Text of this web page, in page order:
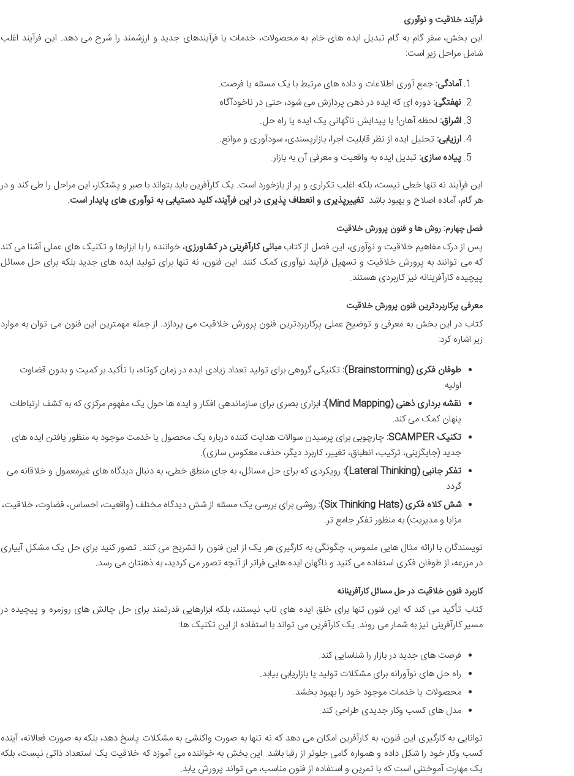
فرآیند خلاقیت و نوآوری
این بخش، سفر گام به گام تبدیل ایده های خام به محصولات، خدمات یا فرآیندهای جدید و ارزشمند را شرح می دهد. این فرآیند اغلب
شامل مراحل زیر است:
آمادگی: جمع آوری اطلاعات و داده های مرتبط با یک مسئله یا فرصت.
نهفتگی: دوره ای که ایده در ذهن پردازش می شود، حتی در ناخودآگاه.
اشراق: لحظه آهان! یا پیدایش ناگهانی یک ایده یا راه حل.
ارزیابی: تحلیل ایده از نظر قابلیت اجرا، بازارپسندی، سودآوری و موانع.
پیاده سازی: تبدیل ایده به واقعیت و معرفی آن به بازار.
این فرآیند نه تنها خطی نیست، بلکه اغلب تکراری و پر از بازخورد است. یک کارآفرین باید بتواند با صبر و پشتکار، این مراحل را طی کند و در
هر گام، آماده اصلاح و بهبود باشد.تغییرپذیری و انعطاف پذیری در این فرآیند، کلید دستیابی به نوآوری های پایدار است.
فصل چهارم: روش ها و فنون پرورش خلاقیت
پس از درک مفاهیم خلاقیت و نوآوری، این فصل از کتابمبانی کارآفرینی در کشاورزی، خواننده را با ابزارها و تکنیک های عملی آشنا می کند
که می توانند به پرورش خلاقیت و تسهیل فرآیند نوآوری کمک کنند. این فنون، نه تنها برای تولید ایده های جدید بلکه برای حل مسائل
پیچیده کارآفرینانه نیز کاربردی هستند.
معرفی پرکاربردترین فنون پرورش خلاقیت
کتاب در این بخش به معرفی و توضیح عملی پرکاربردترین فنون پرورش خلاقیت می پردازد. از جمله مهمترین این فنون می توان به موارد
زیر اشاره کرد:
طوفان فکری (Brainstorming):
تکنیکی گروهی برای تولید تعداد زیادی ایده در زمان کوتاه، با تأکید بر کمیت و بدون قضاوت
اولیه.
نقشه برداری ذهنی (Mind Mapping):
ابزاری بصری برای سازماندهی افکار و ایده ها حول یک مفهوم مرکزی که به کشف ارتباطات
پنهان کمک می کند.
تکنیک SCAMPER:
چارچوبی برای پرسیدن سوالات هدایت کننده درباره یک محصول یا خدمت موجود به منظور یافتن ایده های
جدید (جایگزینی، ترکیب، انطباق، تغییر، کاربرد دیگر، حذف، معکوس سازی).
تفکر جانبی (Lateral Thinking):
رویکردی که برای حل مسائل، به جای منطق خطی، به دنبال دیدگاه های غیرمعمول و خلاقانه می
گردد.
شش کلاه فکری (Six Thinking Hats):
روشی برای بررسی یک مسئله از شش دیدگاه مختلف (واقعیت، احساس، قضاوت، خلاقیت،
مزایا و مدیریت) به منظور تفکر جامع تر.
نویسندگان با ارائه مثال هایی ملموس، چگونگی به کارگیری هر یک از این فنون را تشریح می کنند. تصور کنید برای حل یک مشکل آبیاری
در مزرعه، از طوفان فکری استفاده می کنید و ناگهان ایده هایی فراتر از آنچه تصور می کردید، به ذهنتان می رسد.
کاربرد فنون خلاقیت در حل مسائل کارآفرینانه
کتاب تأکید می کند که این فنون تنها برای خلق ایده های ناب نیستند، بلکه ابزارهایی قدرتمند برای حل چالش های روزمره و پیچیده در
مسیر کارآفرینی نیز به شمار می روند. یک کارآفرین می تواند با استفاده از این تکنیک ها:
فرصت های جدید در بازار را شناسایی کند.
راه حل های نوآورانه برای مشکلات تولید یا بازاریابی بیابد.
محصولات یا خدمات موجود خود را بهبود بخشد.
مدل های کسب وکار جدیدی طراحی کند.
توانایی به کارگیری این فنون، به کارآفرین امکان می دهد که نه تنها به صورت واکنشی به مشکلات پاسخ دهد، بلکه به صورت فعالانه، آینده
کسب وکار خود را شکل داده و همواره گامی جلوتر از رقبا باشد. این بخش به خواننده می آموزد که خلاقیت یک استعداد ذاتی نیست، بلکه
یک مهارت آموختنی است که با تمرین و استفاده از فنون مناسب، می تواند پرورش یابد.